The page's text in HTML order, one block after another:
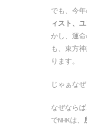
でも、今年
ィスト、
かし、運
も、東方
ります。
じゃぁなぜ
なぜなら
でNHKは、